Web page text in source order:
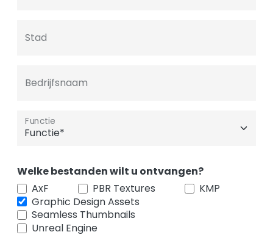
Stad
Bedrijfsnaam
Functie
Welke bestanden wilt u ontvangen?
AxF
PBR Textures
KMP
Graphic Design Assets
Seamless Thumbnails
Unreal Engine